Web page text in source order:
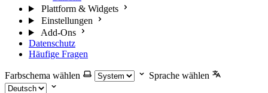
Plattform & Widgets
Einstellungen
Add-Ons
Datenschutz
Häufige Fragen
Farbschema wählen Sprache wählen